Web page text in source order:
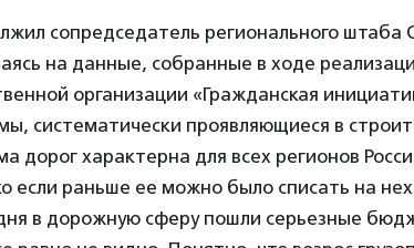
сопредседатель регионального
на данные, собранные в ходе
организации «Гражданская
систематически проявляющиеся в
дорог характерна для всех регионов
если раньше ее можно было списать на
в дорожную сферу пошли серьезные